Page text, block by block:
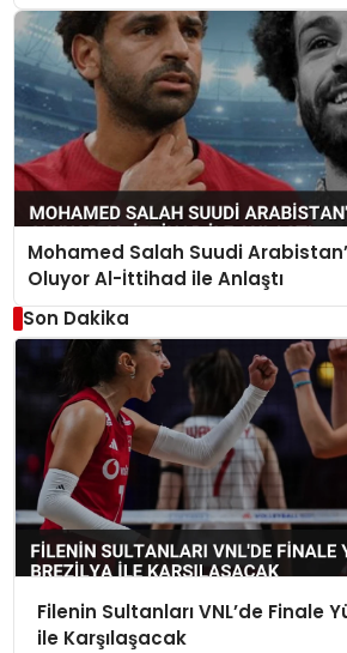
Mohamed Salah Suudi
Oluyor Al-İttihad ile Anlaştı
Son Dakika
Filenin Sultanları VNL’de Finale
ile Karşılaşacak